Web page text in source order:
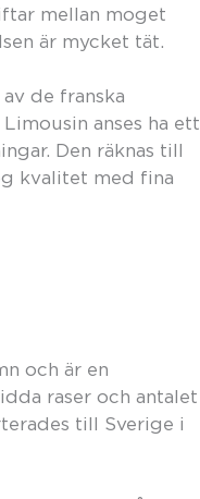
mellan moget
är mycket tät.
de franska
anses ha ett
Den räknas till
kvalitet med fina
och är en
raser och antalet
till Sverige i